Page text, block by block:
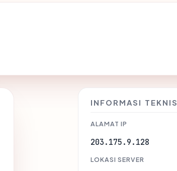
INFORMASI TEKNIS
ALAMAT IP
203.175.9.128
LOKASI SERVER